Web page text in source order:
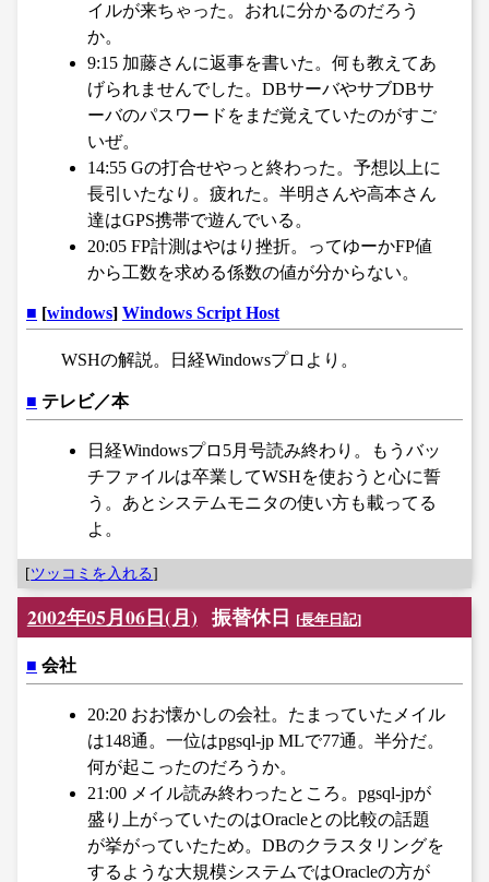
イルが来ちゃった。おれに分かるのだろう
か。
9:15 加藤さんに返事を書いた。何も教えてあ
げられませんでした。DBサーバやサブDBサ
ーバのパスワードをまだ覚えていたのがすご
いぜ。
14:55 Gの打合せやっと終わった。予想以上に
長引いたなり。疲れた。半明さんや高本さん
達はGPS携帯で遊んでいる。
20:05 FP計測はやはり挫折。ってゆーかFP値
から工数を求める係数の値が分からない。
■ [windows] Windows Script Host
WSHの解説。日経Windowsプロより。
■ テレビ／本
日経Windowsプロ5月号読み終わり。もうバッ
チファイルは卒業してWSHを使おうと心に誓
う。あとシステムモニタの使い方も載ってる
よ。
[ツッコミを入れる]
2002年05月06日(月) 振替休日 [長年日記]
■ 会社
20:20 おお懐かしの会社。たまっていたメイル
は148通。一位はpgsql-jp MLで77通。半分だ。
何が起こったのだろうか。
21:00 メイル読み終わったところ。pgsql-jpが
盛り上がっていたのはOracleとの比較の話題
が挙がっていたため。DBのクラスタリングを
するような大規模システムではOracleの方が